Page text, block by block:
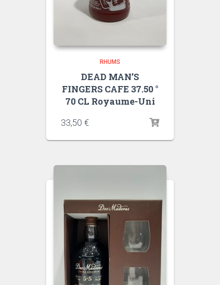
RHUMS
DEAD MAN’S
FINGERS CAFE 37.50 °
70 CL Royaume-Uni
33,50 €